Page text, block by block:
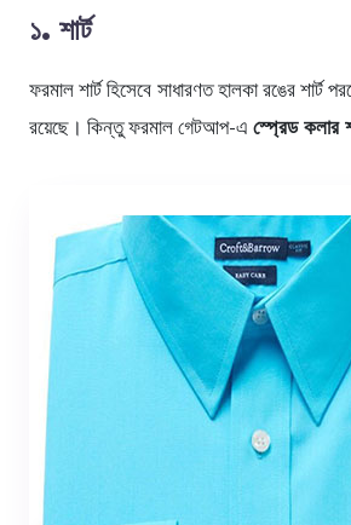
১. শার্ট
ফরমাল শার্ট হিসেবে সাধারণত হালকা রঙের
রয়েছে। কিন্তু ফরমাল গেটআপ-এ স্প্রেড কলার